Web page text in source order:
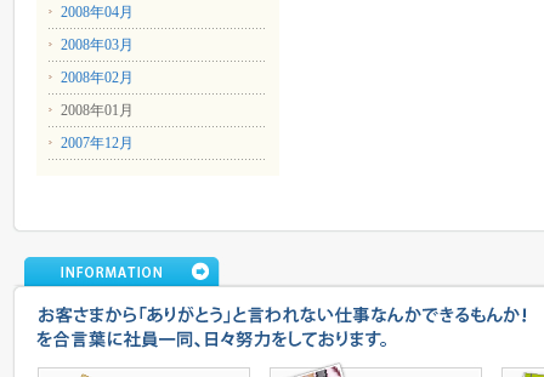
2008年04月
2008年03月
2008年02月
2008年01月
2007年12月